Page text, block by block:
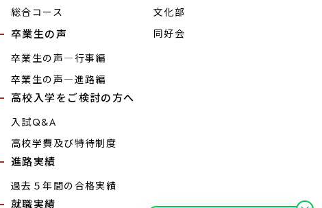
総合コース
卒業生の声
卒業生の声―行事編
卒業生の声―進路編
高校入学をご検討の方へ
入試Q&A
高校学費及び特待制度
進路実績
過去５年間の合格実績
就職実績
文化部
同好会